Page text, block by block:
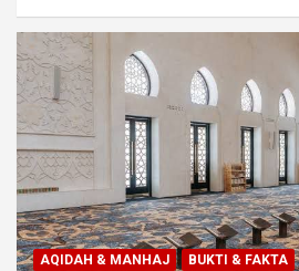
AQIDAH & MANHAJ BUKTI & FAKTA